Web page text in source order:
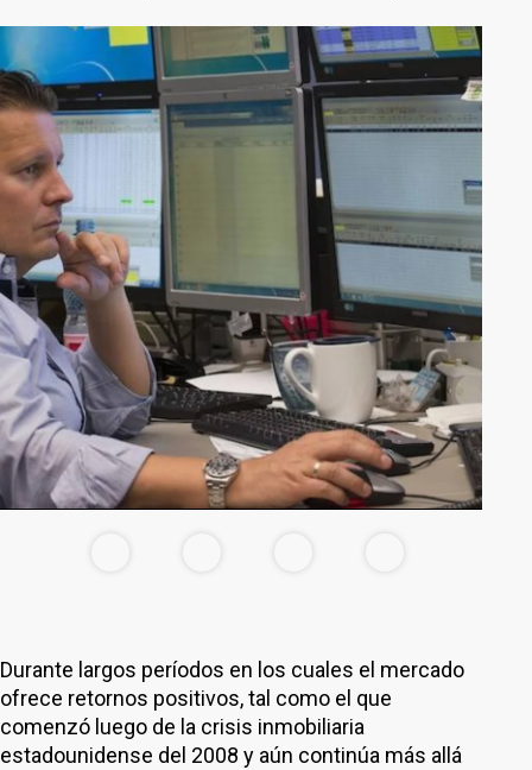
Durante largos períodos en los cuales el mercado
ofrece retornos positivos, tal como el que
comenzó luego de la crisis inmobiliaria
estadounidense del 2008 y aún continúa más allá